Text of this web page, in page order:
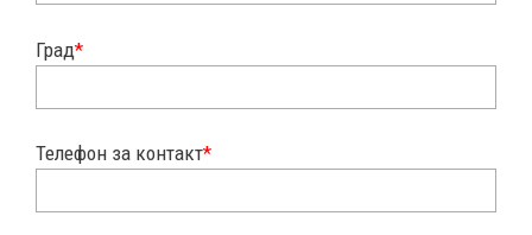
Град*
Телефон за контакт*